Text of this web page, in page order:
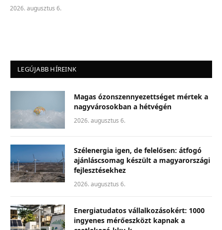
2026. augusztus 6.
LEGÚJABB HÍREINK
Magas ózonszennyezettséget mértek a
nagyvárosokban a hétvégén
2026. augusztus 6.
Szélenergia igen, de felelősen: átfogó
ajánláscsomag készült a magyarországi
fejlesztésekhez
2026. augusztus 6.
Energiatudatos vállalkozásokért: 1000
ingyenes mérőeszközt kapnak a